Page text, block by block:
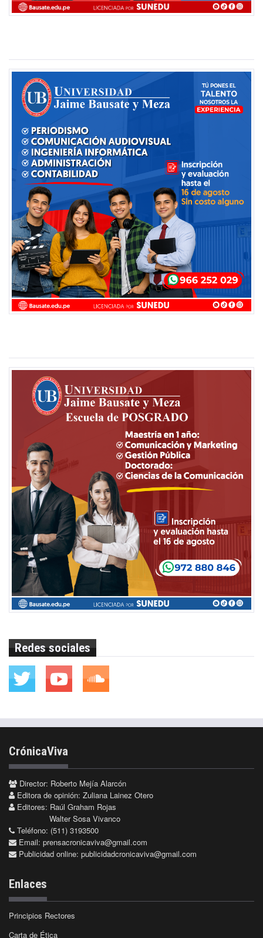
Redes sociales
CrónicaViva
Director: Roberto Mejía Alarcón
Editora de opinión: Zuliana Lainez Otero
Editores: Raúl Graham Rojas
Walter Sosa Vivanco
Teléfono: (511) 3193500
Email: prensacronicaviva@gmail.com
Publicidad online: publicidadcronicaviva@gmail.com
Enlaces
Principios Rectores
Carta de Ética